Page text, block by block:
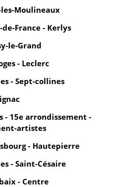
Moulineaux
France - Kerlys
le-Grand
- Leclerc
- Sept-collines
- 15e arrondissement -
artistes
- Hautepierre
- Saint-Césaire
- Centre